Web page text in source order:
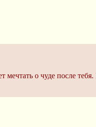
о чуде после